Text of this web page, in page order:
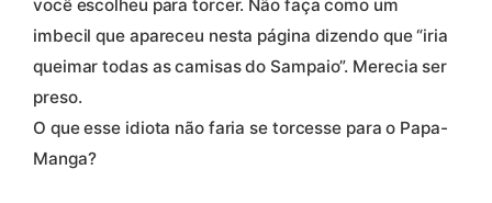
você escolheu para torcer. Não faça como um
imbecil que apareceu nesta página dizendo que “iria
queimar todas as camisas do Sampaio”. Merecia ser
preso.
O que esse idiota não faria se torcesse para o Papa-
Manga?